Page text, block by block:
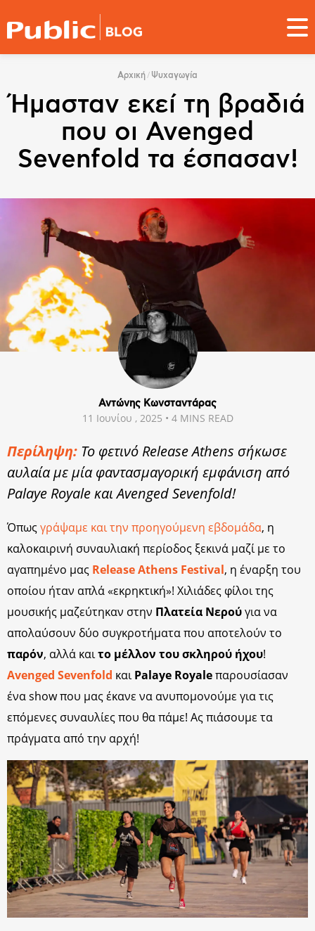
προς
το
κυρίως
are
here
Αρχική Ψυχαγωγία
Ήμασταν εκεί τη βραδιά
που οι Avenged
Sevenfold τα έσπασαν!
Αντώνης Κωνσταντάρας
11 Ιουνίου , 2025 • 4 MINS READ
Περίληψη: Το φετινό Release Athens σήκωσε
αυλαία με μία φαντασμαγορική εμφάνιση από
Palaye Royale και Avenged Sevenfold!
Όπωςγράψαμε και την προηγούμενη εβδομάδα, η
καλοκαιρινή συναυλιακή περίοδος ξεκινά μαζί με το
αγαπημένο μας Release Athens Festival, η έναρξη του
οποίου ήταν απλά «εκρηκτική»! Χιλιάδες φίλοι της
μουσικής μαζεύτηκαν στην Πλατεία Νερούγια να
απολαύσουν δύο συγκροτήματα που αποτελούν το
παρόν, αλλά καιτο μέλλον του σκληρού ήχου!
Avenged Sevenfold καιPalaye Royaleπαρουσίασαν
ένα show που μας έκανε να ανυπομονούμε για τις
επόμενες συναυλίες που θα πάμε! Ας πιάσουμε τα
πράγματα από την αρχή!